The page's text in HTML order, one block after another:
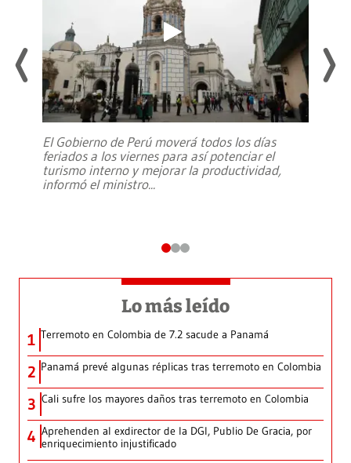
El Gobierno de Perú moverá todos los días
feriados a los viernes para así potenciar el
turismo interno y mejorar la productividad,
informó el ministro...
Lo más leído
1 Terremoto en Colombia de 7.2 sacude a Panamá
2 Panamá prevé algunas réplicas tras terremoto en Colombia
3 Cali sufre los mayores daños tras terremoto en Colombia
4 Aprehenden al exdirector de la DGI, Publio De Gracia, por
enriquecimiento injustificado